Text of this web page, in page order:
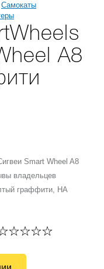
Самокаты
A8
Smart Wheel A8
владельцев
граффити, НА